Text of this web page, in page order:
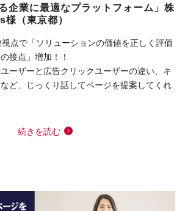
企業に最適なプラットフォーム」株
（東京都）
視点で「ソリューションの価値を正しく評価
接点」増加！！
ーザーと広告クリックユーザーの違い、キ
ど、じっくり話してページを提案してくれ
続きを読む